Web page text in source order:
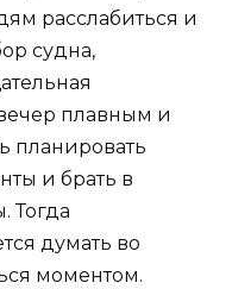
расслабиться и
судна,
плавным и
планировать
и брать в
Тогда
думать во
моментом.